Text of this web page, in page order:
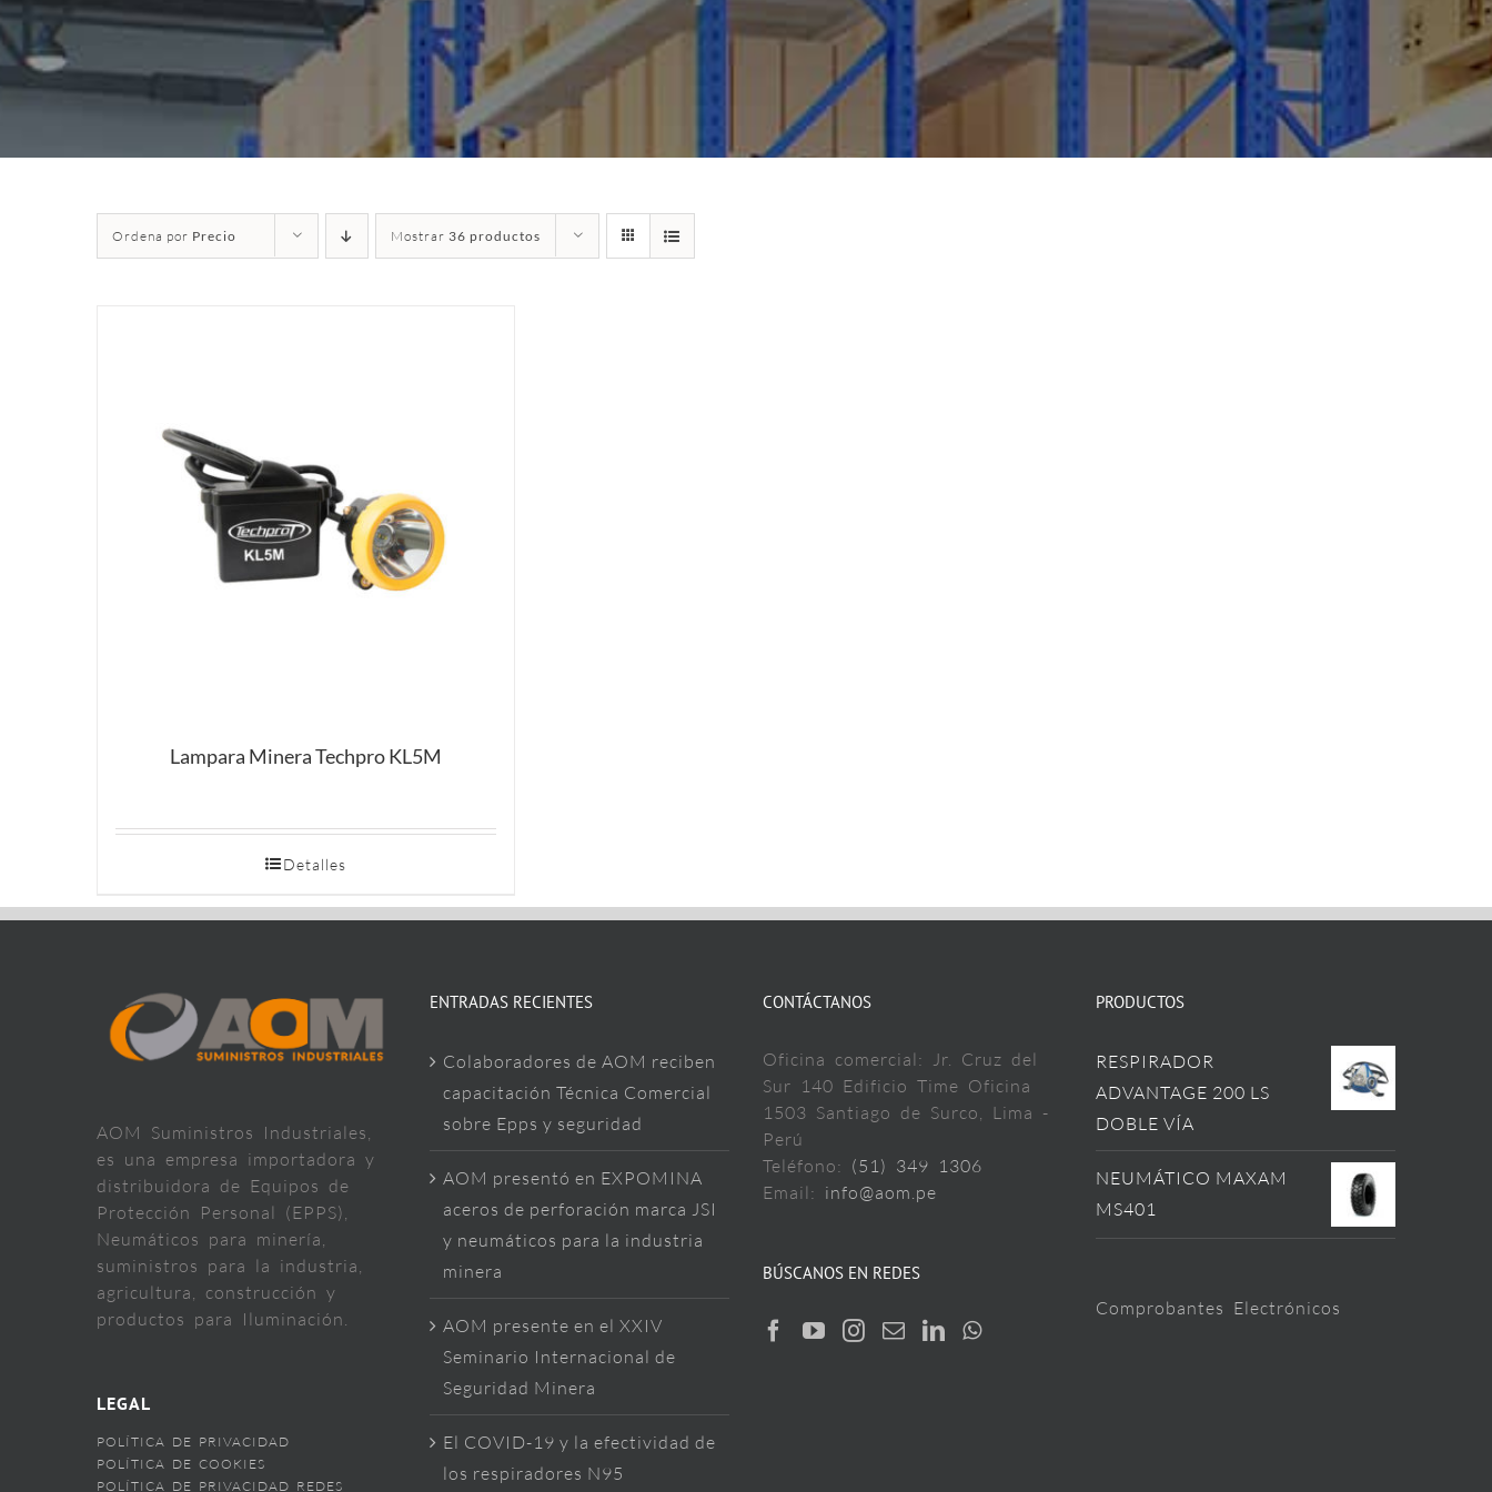
Ordena por Precio Mostrar 36 productos
Lampara Minera Techpro KL5M
Detalles
AOM Suministros Industriales,
es una empresa importadora y
distribuidora de Equipos de
Protección Personal (EPPS),
Neumáticos para minería,
suministros para la industria,
agricultura, construcción y
productos para Iluminación.
LEGAL
POLÍTICA DE PRIVACIDAD
POLÍTICA DE COOKIES
POLÍTICA DE PRIVACIDAD REDES
ENTRADAS RECIENTES
Colaboradores de AOM reciben
capacitación Técnica Comercial
sobre Epps y seguridad
AOM presentó en EXPOMINA
aceros de perforación marca JSI
y neumáticos para la industria
minera
AOM presente en el XXIV
Seminario Internacional de
Seguridad Minera
El COVID-19 y la efectividad de
los respiradores N95
CONTÁCTANOS
Oficina comercial: Jr. Cruz del
Sur 140 Edificio Time Oficina
1503 Santiago de Surco, Lima -
Perú
Teléfono: (51) 349 1306
Email: info@aom.pe
BÚSCANOS EN REDES
PRODUCTOS
RESPIRADOR
ADVANTAGE 200 LS
DOBLE VÍA
NEUMÁTICO MAXAM
MS401
Comprobantes Electrónicos